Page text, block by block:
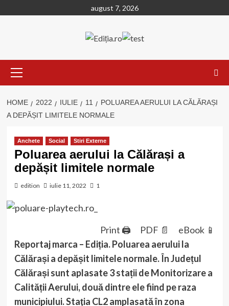
to
august 7, 2026
Menu
HOME 2022 IULIE 11
POLUAREA AERULUI LA CĂLĂRAȘI
A DEPĂȘIT LIMITELE NORMALE
Anchete Social Stiri Externe
Poluarea aerului la Călărași a
depășit limitele normale
edition iulie 11, 2022 1
Print 🖨 PDF 📄
eBook 📱
Reportaj marca – Ediția.Poluarea aerului la
Călărași a depășit limitele normale. În Județul
Călărași sunt aplasate 3 stații de Monitorizare a
Calității Aerului, două dintre ele fiind pe raza
municipiului. Staţia CL2 amplasată în zona